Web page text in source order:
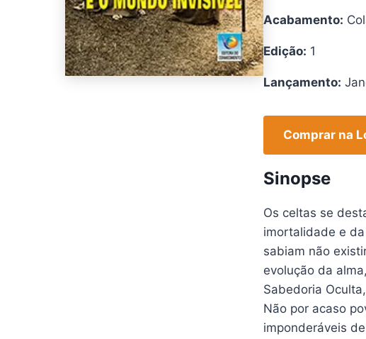
Acabamento:
Edição: 1
Lançamento:
Comprar na
Sinopse
Os celtas se
imortalidade e
sabiam não
evolução da
Sabedoria
Não por acaso
imponderáveis